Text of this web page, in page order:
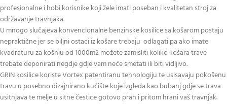
profesionalne i hobi korisnike koji žele imati poseban i kvalitetan stroj za
održavanje travnjaka.
U mnogo slučajeva konvencionalne benzinske kosilice sa košarom postaju
nepraktične jer se biljni ostaci iz košare trebaju odlagati pa ako imate
kvadraturu za košnju od 1000m2 možete zamisliti koliko košara trave
trebate deponirati negdje gdje vam neće smetati ili biti vidljivo.
GRIN kosilice koriste Vortex patentiranu tehnologiju te usisavaju pokošenu
travu u posebno dizajnirano kućište koje izgleda kao bubanj gdje se trava
usitnjava te melje u sitne čestice gotovo prah i pritom hrani vaš travnjak.